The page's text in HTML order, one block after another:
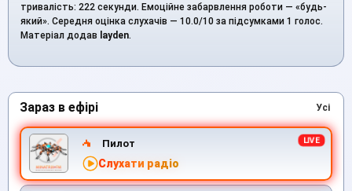
тривалість: 222 секунди. Емоційне забарвлення роботи — «будь-
який». Середня оцінка слухачів — 10.0/10 за підсумками 1 голос.
Матеріал додав layden.
Зараз в ефірі Усі
Пилот
Слухати радіо